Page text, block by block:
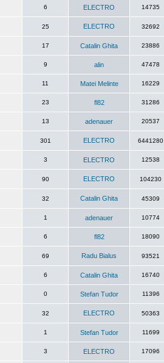
6 ELECTRO 14735
25 ELECTRO 32692
17 Catalin Ghita 23886
9 alin 47478
11 Matei Melinte 16229
23 fl82 31286
13 adenauer 20537
301 ELECTRO 6441280
3 ELECTRO 12538
90 ELECTRO 104230
32 Catalin Ghita 45309
1 adenauer 10774
6 fl82 18090
69 Radu Bialus 93521
6 Catalin Ghita 16740
0 Stefan Tudor 11396
32 ELECTRO 50363
1 Stefan Tudor 11699
3 ELECTRO 17096